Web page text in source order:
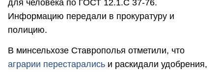
для человека по ГОСТ 12.1.С 37-76.
Информацию передали в прокуратуру и
полицию.
В минсельхозе Ставрополья отметили, что
аграрии перестарались и раскидали удобрения,